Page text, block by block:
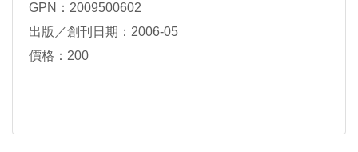
GPN：2009500602
出版／創刊日期：2006-05
價格：200